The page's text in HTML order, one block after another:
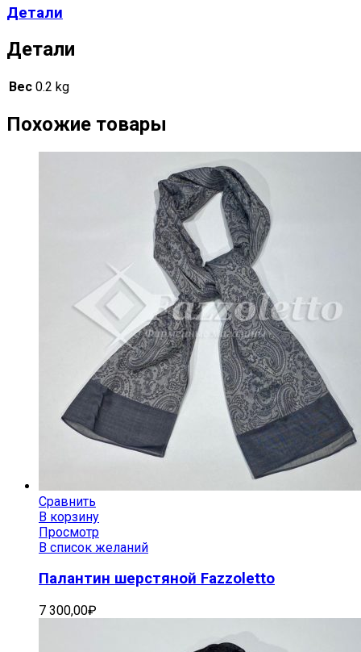
Детали
Детали
Вес 0.2 kg
Похожие товары
Сравнить
В корзину
Просмотр
В список желаний
Палантин шерстяной Fazzoletto
7 300,00₽